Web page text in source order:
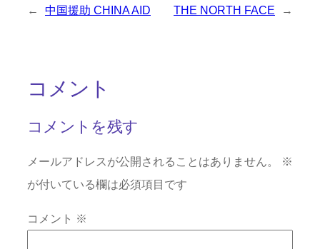
← 中国援助 CHINA AID THE NORTH FACE →
コメント
コメントを残す
メールアドレスが公開されることはありません。
※
が付いている欄は必須項目です
コメント ※